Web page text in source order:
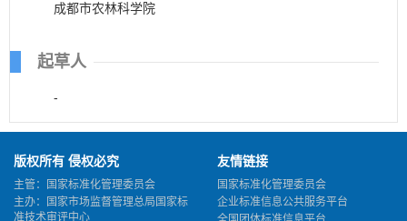
成都市农林科学院
起草人
-
版权所有 侵权必究
主管：国家标准化管理委员会
主办：国家市场监督管理总局国家标
准技术审评中心
友情链接
国家标准化管理委员会
企业标准信息公共服务平台